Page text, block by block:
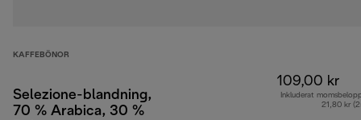
KAFFEBÖNOR
Selezione-blandning,
70 % Arabica, 30 %
109,00 kr
Inkluderat
21,80 kr